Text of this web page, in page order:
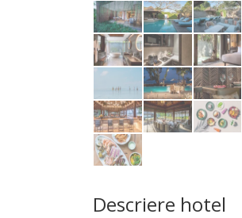
Descriere hotel